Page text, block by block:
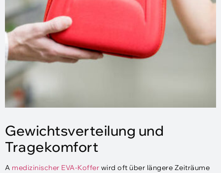
Gewichtsverteilung und
Tragekomfort
A medizinischer EVA-Koffer wird oft über längere Zeiträume